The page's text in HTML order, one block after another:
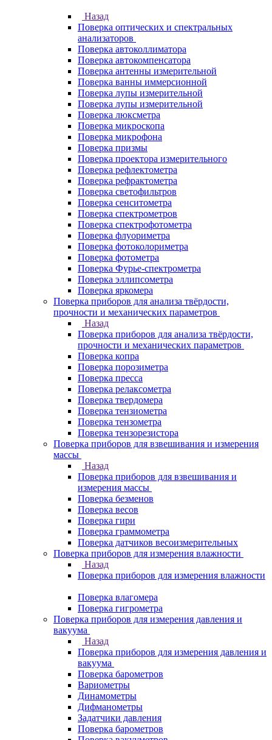
Назад
Поверка оптических и спектральных
анализаторов
Поверка автоколлиматора
Поверка автокомпенсатора
Поверка антенны измерительной
Поверка ванны иммерсионной
Поверка лупы измерительной
Поверка лупы измерительной
Поверка люксметра
Поверка микроскопа
Поверка микрофона
Поверка призмы
Поверка проектора измерительного
Поверка рефлектометра
Поверка рефрактометра
Поверка светофильтров
Поверка сенситометра
Поверка спектрометров
Поверка спектрофотометра
Поверка флуориметра
Поверка фотоколориметра
Поверка фотометра
Поверка Фурье-спектрометра
Поверка эллипсометра
Поверка яркомера
Поверка приборов для анализа твёрдости,
прочности и механических параметров
Назад
Поверка приборов для анализа твёрдости,
прочности и механических параметров
Поверка копра
Поверка порозиметра
Поверка пресса
Поверка релаксометра
Поверка твердомера
Поверка тензиометра
Поверка тензометра
Поверка тензорезистора
Поверка приборов для взвешивания и измерения
массы
Назад
Поверка приборов для взвешивания и
измерения массы
Поверка безменов
Поверка весов
Поверка гири
Поверка граммометра
Поверка датчиков весоизмерительных
Поверка приборов для измерения влажности
Назад
Поверка приборов для измерения влажности
Поверка влагомера
Поверка гигрометра
Поверка приборов для измерения давления и
вакуума
Назад
Поверка приборов для измерения давления и
вакуума
Поверка барометров
Вариометры
Динамометры
Дифманометры
Задатчики давления
Поверка барометров